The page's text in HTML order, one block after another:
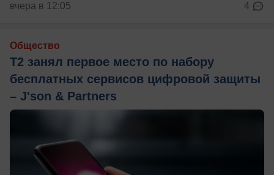
вчера в 12:05 4
Общество
Т2 занял первое место по набору
бесплатных сервисов цифровой защиты
– J'son & Partners